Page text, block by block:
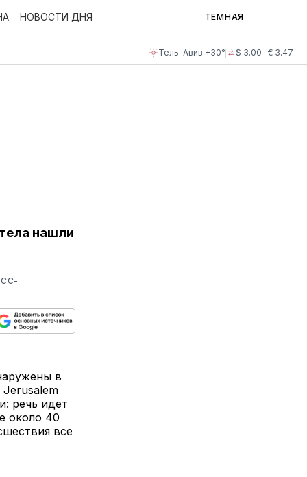
Тель-Авив +30° $ 3.00 · € 3.47
НОВОСТИ ДНЯ ТЕМНАЯ
нашли
в
Jerusalem
речь идет
около 40
все